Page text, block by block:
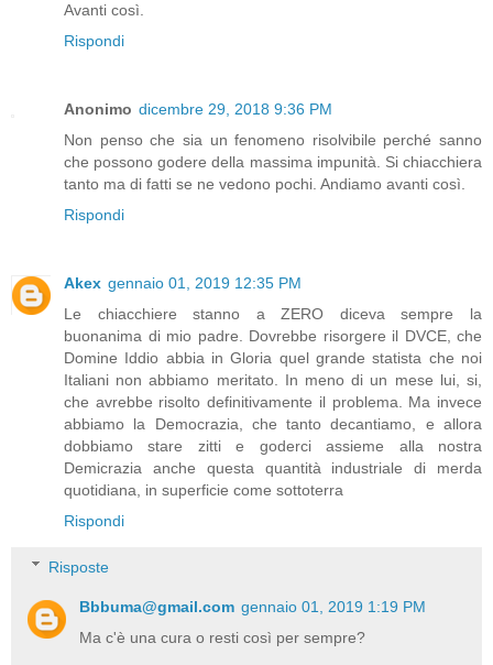
Avanti così.
Rispondi
Anonimo dicembre 29, 2018 9:36 PM
Non penso che sia un fenomeno risolvibile perché sanno
che possono godere della massima impunità. Si chiacchiera
tanto ma di fatti se ne vedono pochi. Andiamo avanti così.
Rispondi
Akex gennaio 01, 2019 12:35 PM
Le chiacchiere stanno a ZERO diceva sempre la
buonanima di mio padre. Dovrebbe risorgere il DVCE, che
Domine Iddio abbia in Gloria quel grande statista che noi
Italiani non abbiamo meritato. In meno di un mese lui, si,
che avrebbe risolto definitivamente il problema. Ma invece
abbiamo la Democrazia, che tanto decantiamo, e allora
dobbiamo stare zitti e goderci assieme alla nostra
Demicrazia anche questa quantità industriale di merda
quotidiana, in superficie come sottoterra
Rispondi
Risposte
Bbbuma@gmail.com gennaio 01, 2019 1:19 PM
Ma c'è una cura o resti così per sempre?